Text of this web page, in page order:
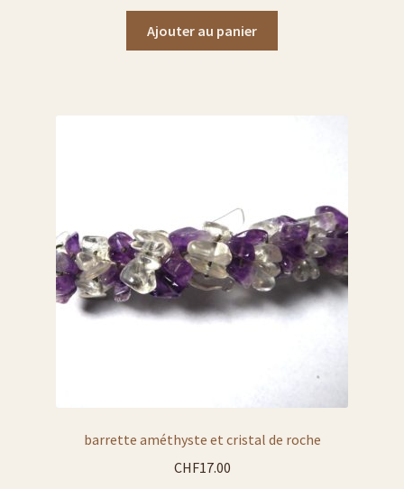
Ajouter au panier
barrette améthyste et cristal de roche
CHF17.00